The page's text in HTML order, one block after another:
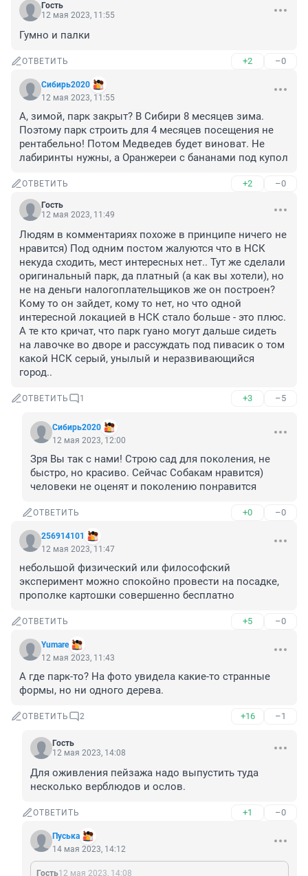
Гость
12 мая 2023, 11:55
Гумно и палки
ОТВЕТИТЬ +2 –0
Сибирь2020
12 мая 2023, 11:55
А, зимой, парк закрыт? В Сибири 8 месяцев зима.
Поэтому парк строить для 4 месяцев посещения не
рентабельно! Потом Медведев будет виноват. Не
лабиринты нужны, а Оранжереи с бананами под купол
ОТВЕТИТЬ +2 –0
Гость
12 мая 2023, 11:49
Людям в комментариях похоже в принципе ничего не
нравится) Под одним постом жалуются что в НСК
некуда сходить, мест интересных нет.. Тут же сделали
оригинальный парк, да платный (а как вы хотели), но
не на деньги налогоплательщиков же он построен?
Кому то он зайдет, кому то нет, но что одной
интересной локацией в НСК стало больше - это плюс.
А те кто кричат, что парк гуано могут дальше сидеть
на лавочке во дворе и рассуждать под пивасик о том
какой НСК серый, унылый и неразвивающийся
город..
ОТВЕТИТЬ 1 +3 –5
Сибирь2020
12 мая 2023, 12:00
Зря Вы так с нами! Строю сад для поколения, не
быстро, но красиво. Сейчас Собакам нравится)
человеки не оценят и поколению понравится
ОТВЕТИТЬ +0 –0
256914101
12 мая 2023, 11:47
небольшой физический или философский
эксперимент можно спокойно провести на посадке,
прополке картошки совершенно бесплатно
ОТВЕТИТЬ +5 –0
Yumare
12 мая 2023, 11:43
А где парк-то? На фото увидела какие-то странные
формы, но ни одного дерева.
ОТВЕТИТЬ 2 +16 –1
Гость
12 мая 2023, 14:08
Для оживления пейзажа надо выпустить туда
несколько верблюдов и ослов.
ОТВЕТИТЬ +1 –0
Пуська
14 мая 2023, 14:12
Гость12 мая 2023, 14:08